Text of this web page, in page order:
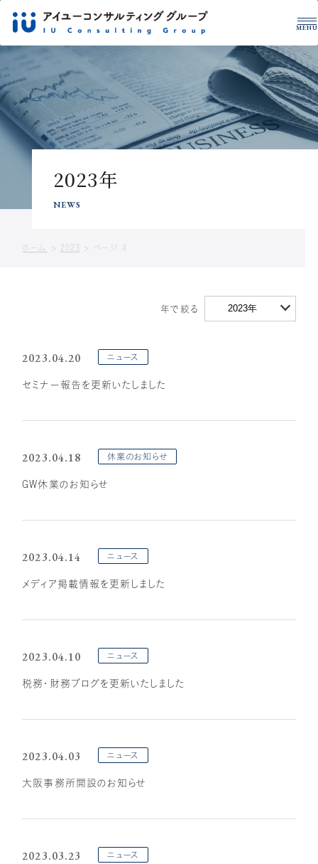
MENU
グループについて
税理士・公認会計士
拠点一覧
サービス紹介
事例紹介
税務・財務を学ぶ
CONTACT US
顧問税理士向け
IU相続クラブ
2023年
NEWS
ホーム > 2023 > ページ 4
年で絞る 2023年
2023.04.20 ニュース
セミナー報告を更新いたしました
2023.04.18 休業のお知らせ
GW休業のお知らせ
2023.04.14 ニュース
メディア掲載情報を更新しました
2023.04.10 ニュース
税務・財務ブログを更新いたしました
2023.04.03 ニュース
大阪事務所開設のお知らせ
2023.03.23 ニュース